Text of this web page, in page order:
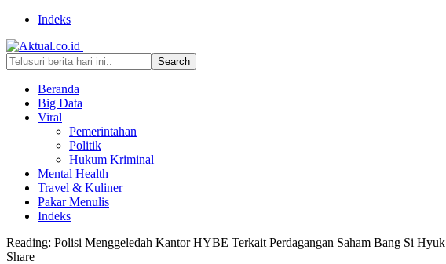
Indeks
Beranda
Big Data
Viral
Pemerintahan
Politik
Hukum Kriminal
Mental Health
Travel & Kuliner
Pakar Menulis
Indeks
Reading: Polisi Menggeledah Kantor HYBE Terkait Perdagangan Saham Bang Si Hyuk
Share